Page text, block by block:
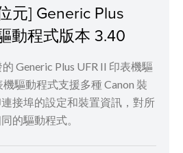
元] Generic Plus
動程式版本 3.40
Generic Plus UFR II 印表機驅
驅動程式支援多種 Canon 裝
接埠的設定和裝置資訊，對所
的驅動程式。